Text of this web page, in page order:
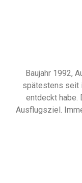
Baujahr 1992,
spätestens seit
entdeckt
Ausflugsziel.